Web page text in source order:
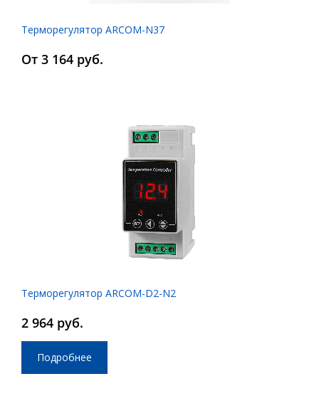
Терморегулятор ARCOM-N37
От 3 164 руб.
Терморегулятор ARCOM-D2-N2
2 964 руб.
Подробнее